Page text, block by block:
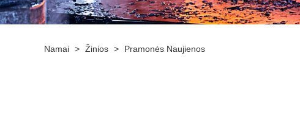
Namai > Žinios > Pramonės Naujienos